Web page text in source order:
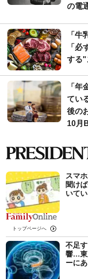
の電
「牛
「必
する"
「年
てい
後の
10月
スマ
聞け
いて
トップページへ
不足
響…東
ーに